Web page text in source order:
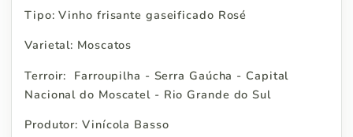
Tipo: Vinho frisante gaseificado Rosé
Varietal: Moscatos
Terroir: Farroupilha - Serra Gaúcha - Capital
Nacional do Moscatel - Rio Grande do Sul
Produtor: Vinícola Basso